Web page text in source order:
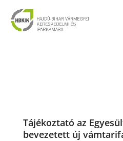
Tájékoztató az
bevezetett új